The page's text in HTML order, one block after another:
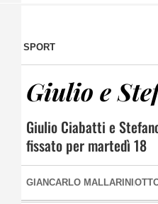
SPORT
Giulio e
Giulio Ciabatti e
fissato per martedì 18
GIANCARLO MALLARINI